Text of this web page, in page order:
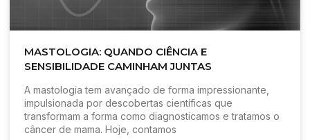
MASTOLOGIA: QUANDO CIÊNCIA E
SENSIBILIDADE CAMINHAM JUNTAS
A mastologia tem avançado de forma impressionante,
impulsionada por descobertas científicas que
transformam a forma como diagnosticamos e tratamos o
câncer de mama. Hoje, contamos